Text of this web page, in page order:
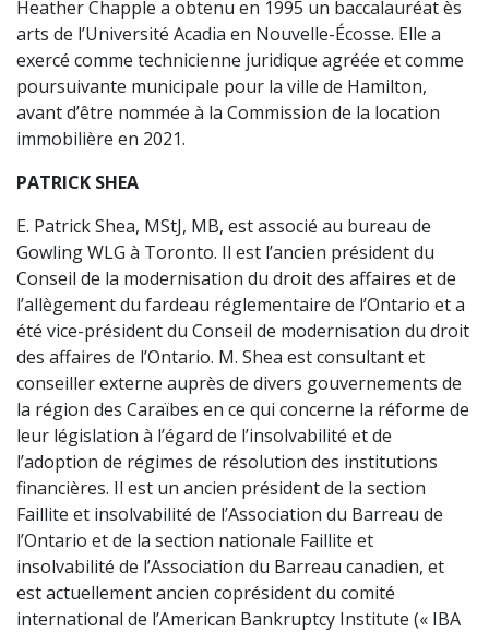
Heather Chapple a obtenu en 1995 un baccalauréat ès
arts de l’Université Acadia en Nouvelle-Écosse. Elle a
exercé comme technicienne juridique agréée et comme
poursuivante municipale pour la ville de Hamilton,
avant d’être nommée à la Commission de la location
immobilière en 2021.
PATRICK SHEA
E. Patrick Shea, MStJ, MB, est associé au bureau de
Gowling WLG à Toronto. Il est l’ancien président du
Conseil de la modernisation du droit des affaires et de
l’allègement du fardeau réglementaire de l’Ontario et a
été vice-président du Conseil de modernisation du droit
des affaires de l’Ontario. M. Shea est consultant et
conseiller externe auprès de divers gouvernements de
la région des Caraïbes en ce qui concerne la réforme de
leur législation à l’égard de l’insolvabilité et de
l’adoption de régimes de résolution des institutions
financières. Il est un ancien président de la section
Faillite et insolvabilité de l’Association du Barreau de
l’Ontario et de la section nationale Faillite et
insolvabilité de l’Association du Barreau canadien, et
est actuellement ancien coprésident du comité
international de l’American Bankruptcy Institute (« IBA